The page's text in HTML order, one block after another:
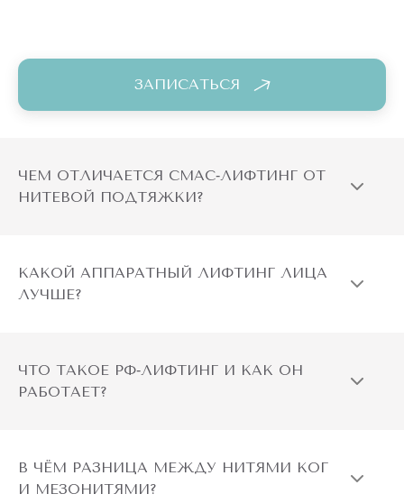
системные заболевания (сахарный диабет);
приём препаратов, повышающих
тату, перманентный макияж в зоне воздействия;
любые постоянные имплантаты в области лечения;
Противопоказания для процедуры контурной
ЗАПИСАТЬСЯ
ЧЕМ ОТЛИЧАЕТСЯ СМАС‑ЛИФТИНГ ОТ
НИТЕВОЙ ПОДТЯЖКИ?
КАКОЙ АППАРАТНЫЙ ЛИФТИНГ ЛИЦА
ЛУЧШЕ?
ЧТО ТАКОЕ РФ‑ЛИФТИНГ И КАК ОН
РАБОТАЕТ?
В ЧЁМ РАЗНИЦА МЕЖДУ НИТЯМИ КОГ
И МЕЗОНИТЯМИ?